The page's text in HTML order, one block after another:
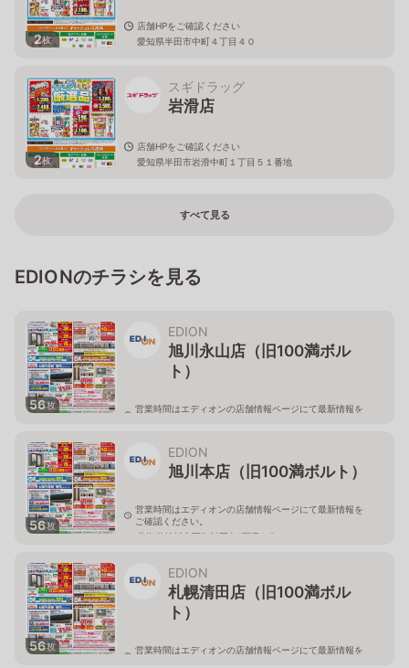
2枚
店舗HPをご確認ください
愛知県半田市中町４丁目４０
2枚
スギドラッグ
岩滑店
店舗HPをご確認ください
愛知県半田市岩滑中町１丁目５１番地
すべて見る
EDIONのチラシを見る
56枚
EDION
旭川永山店（旧100満ボル
ト）
営業時間はエディオンの店舗情報ページにて最新情報を
56枚
EDION
旭川本店（旧100満ボルト）
営業時間はエディオンの店舗情報ページにて最新情報を
ご確認ください。
北海道旭川市西御料五条1丁目1-5
56枚
EDION
札幌清田店（旧100満ボル
ト）
営業時間はエディオンの店舗情報ページにて最新情報を